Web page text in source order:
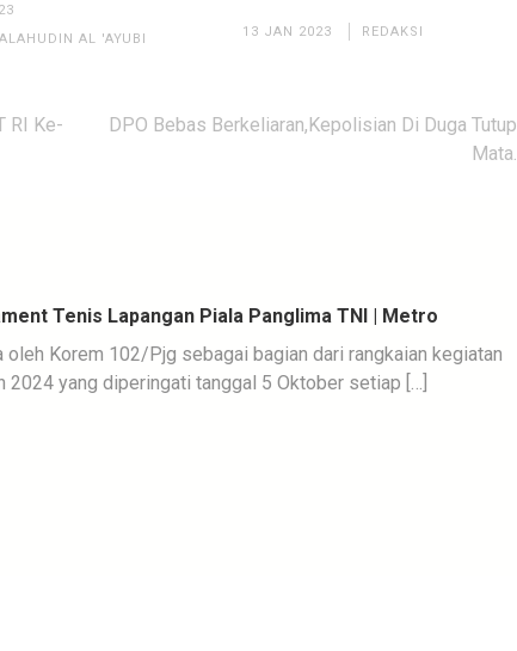
AL 'AYUBI
13 JAN 2023 REDAKSI
RI Ke-
DPO Bebas Berkeliaran,Kepolisian Di Duga Tutup
Mata.
Tenis Lapangan Piala Panglima TNI | Metro
oleh Korem 102/Pjg sebagai bagian dari rangkaian kegiatan
2024 yang diperingati tanggal 5 Oktober setiap […]